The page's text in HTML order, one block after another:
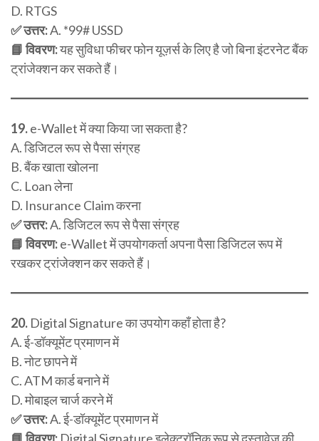
D. RTGS
✅ उत्तर:A. *99# USSD
📘 विवरण:यह सुविधा फीचर फोन यूज़र्स के लिए है जो बिना इंटरनेट बैंक
ट्रांजेक्शन कर सकते हैं।
19.e-Wallet में क्या किया जा सकता है?
A. डिजिटल रूप से पैसा संग्रह
B. बैंक खाता खोलना
C. Loan लेना
D. Insurance Claim करना
✅ उत्तर:A. डिजिटल रूप से पैसा संग्रह
📘 विवरण:e-Wallet में उपयोगकर्ता अपना पैसा डिजिटल रूप में
रखकर ट्रांजेक्शन कर सकते हैं।
20. Digital Signature का उपयोग कहाँ होता है?
A. ई-डॉक्यूमेंट प्रमाणन में
B. नोट छापने में
C. ATM कार्ड बनाने में
D. मोबाइल चार्ज करने में
✅ उत्तर:A. ई-डॉक्यूमेंट प्रमाणन में
📘 विवरण: Digital Signature इलेक्ट्रॉनिक रूप से दस्तावेज़ की